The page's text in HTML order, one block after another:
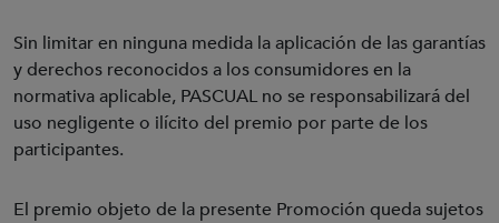
Sin limitar en ninguna medida la aplicación de las garantías
y derechos reconocidos a los consumidores en la
normativa aplicable, PASCUAL no se responsabilizará del
uso negligente o ilícito del premio por parte de los
participantes.
El premio objeto de la presente Promoción queda sujetos